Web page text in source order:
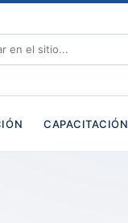
CAPACITACIÓN